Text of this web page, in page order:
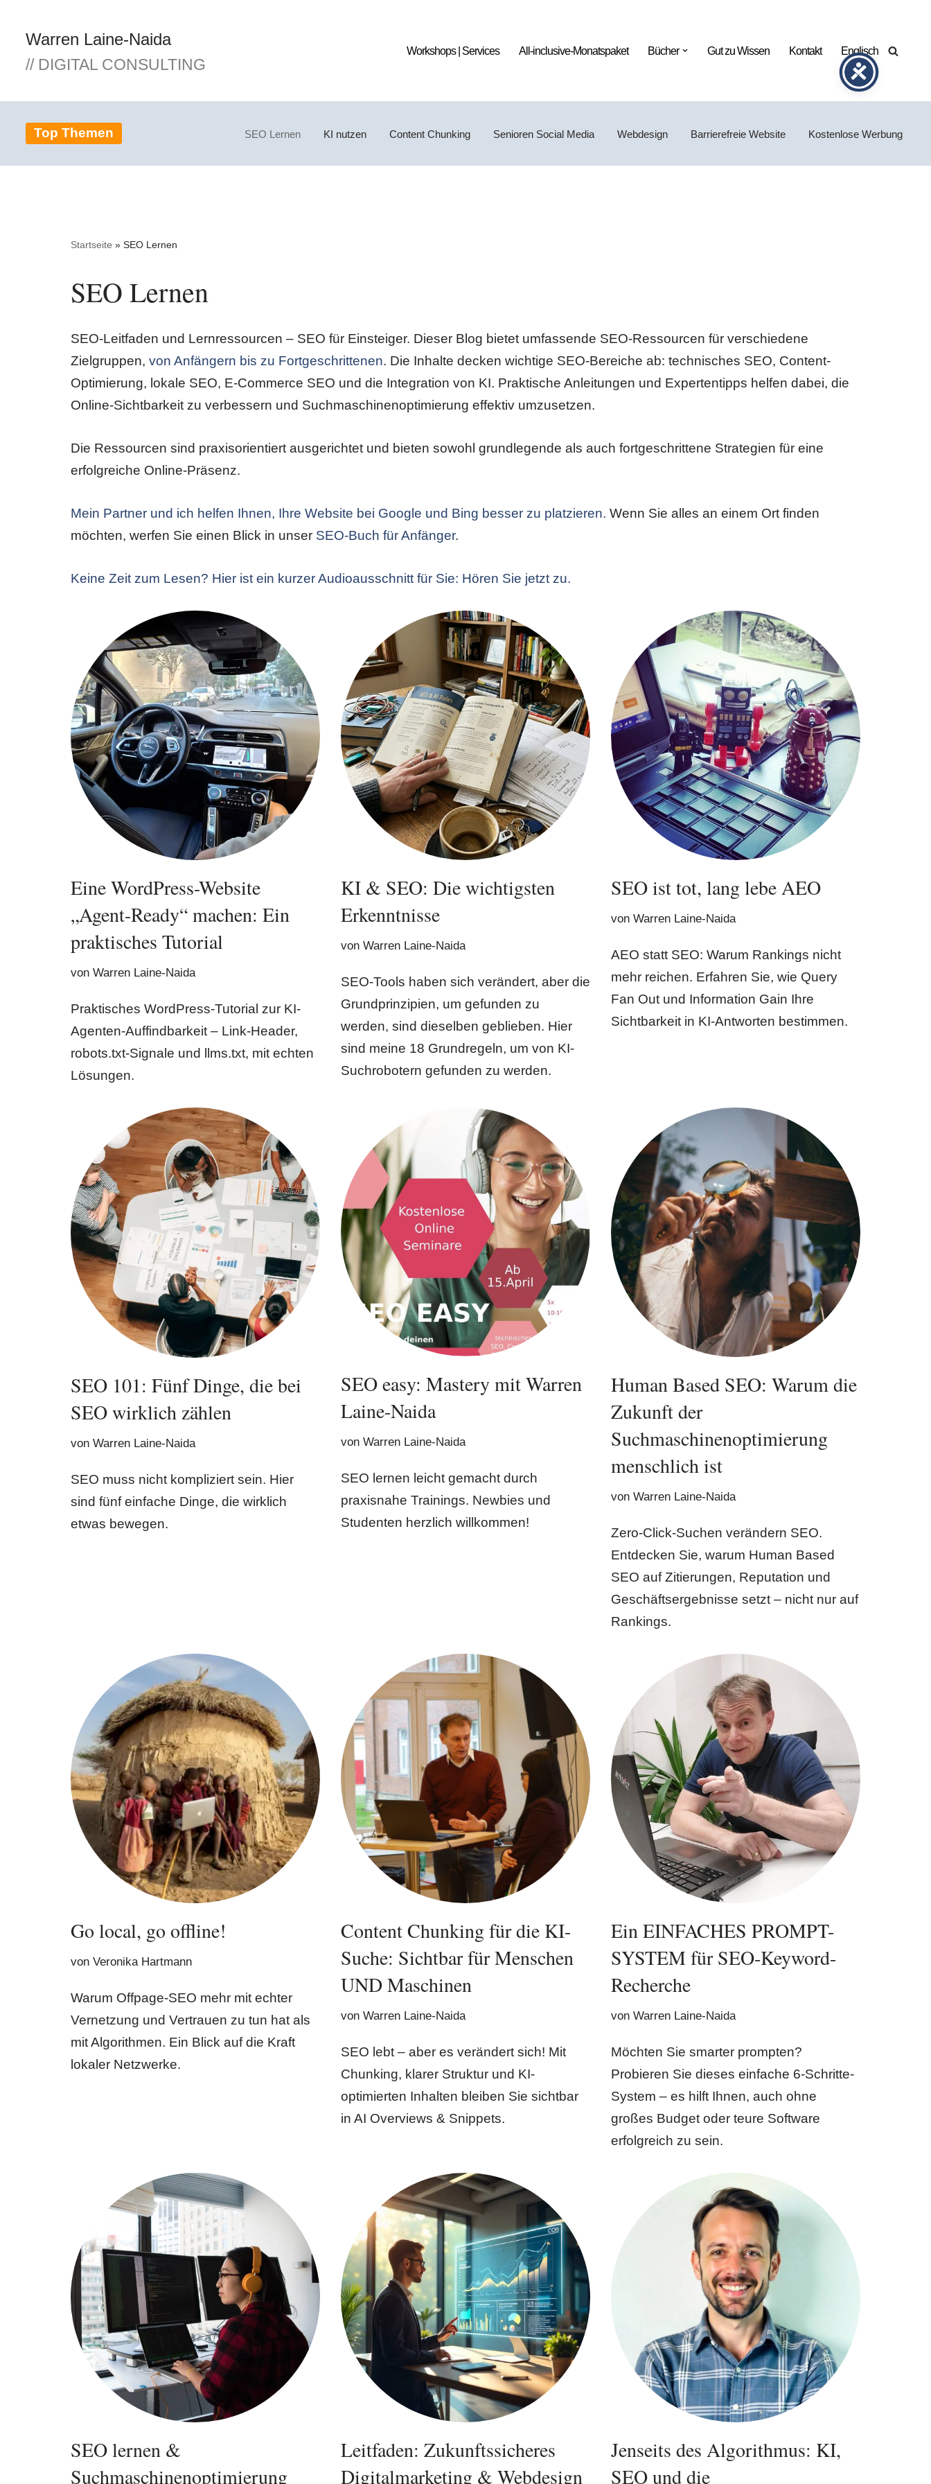
Zum
Inhalt
Warren Laine-Naida
// DIGITAL CONSULTING
Workshops | Services All-inclusive-Monatspaket Bücher Gut zu Wissen Kontakt Englisch
Top Themen SEO Lernen KI nutzen Content Chunking Senioren Social Media Webdesign Barrierefreie Website Kostenlose Werbung
Startseite » SEO Lernen
SEO Lernen
SEO-Leitfaden und Lernressourcen – SEO für Einsteiger. Dieser Blog bietet umfassende SEO-Ressourcen für verschiedene
Zielgruppen, von Anfängern bis zu Fortgeschrittenen. Die Inhalte decken wichtige SEO-Bereiche ab: technisches SEO, Content-
Optimierung, lokale SEO, E-Commerce SEO und die Integration von KI. Praktische Anleitungen und Expertentipps helfen dabei, die
Online-Sichtbarkeit zu verbessern und Suchmaschinenoptimierung effektiv umzusetzen.
Die Ressourcen sind praxisorientiert ausgerichtet und bieten sowohl grundlegende als auch fortgeschrittene Strategien für eine
erfolgreiche Online-Präsenz.
Mein Partner und ich helfen Ihnen, Ihre Website bei Google und Bing besser zu platzieren. Wenn Sie alles an einem Ort finden
möchten, werfen Sie einen Blick in unser SEO-Buch für Anfänger.
Keine Zeit zum Lesen? Hier ist ein kurzer Audioausschnitt für Sie: Hören Sie jetzt zu.
Eine WordPress-Website
„Agent-Ready“ machen: Ein
praktisches Tutorial
von Warren Laine-Naida
Praktisches WordPress-Tutorial zur KI-
Agenten-Auffindbarkeit – Link-Header,
robots.txt-Signale und llms.txt, mit echten
Lösungen.
KI & SEO: Die wichtigsten
Erkenntnisse
von Warren Laine-Naida
SEO-Tools haben sich verändert, aber die
Grundprinzipien, um gefunden zu
werden, sind dieselben geblieben. Hier
sind meine 18 Grundregeln, um von KI-
Suchrobotern gefunden zu werden.
SEO ist tot, lang lebe AEO
von Warren Laine-Naida
AEO statt SEO: Warum Rankings nicht
mehr reichen. Erfahren Sie, wie Query
Fan Out und Information Gain Ihre
Sichtbarkeit in KI-Antworten bestimmen.
SEO 101: Fünf Dinge, die bei
SEO wirklich zählen
von Warren Laine-Naida
SEO muss nicht kompliziert sein. Hier
sind fünf einfache Dinge, die wirklich
etwas bewegen.
SEO easy: Mastery mit Warren
Laine-Naida
von Warren Laine-Naida
SEO lernen leicht gemacht durch
praxisnahe Trainings. Newbies und
Studenten herzlich willkommen!
Human Based SEO: Warum die
Zukunft der
Suchmaschinenoptimierung
menschlich ist
von Warren Laine-Naida
Zero-Click-Suchen verändern SEO.
Entdecken Sie, warum Human Based
SEO auf Zitierungen, Reputation und
Geschäftsergebnisse setzt – nicht nur auf
Rankings.
Go local, go offline!
von Veronika Hartmann
Warum Offpage-SEO mehr mit echter
Vernetzung und Vertrauen zu tun hat als
mit Algorithmen. Ein Blick auf die Kraft
lokaler Netzwerke.
Content Chunking für die KI-
Suche: Sichtbar für Menschen
UND Maschinen
von Warren Laine-Naida
SEO lebt – aber es verändert sich! Mit
Chunking, klarer Struktur und KI-
optimierten Inhalten bleiben Sie sichtbar
in AI Overviews & Snippets.
Ein EINFACHES PROMPT-
SYSTEM für SEO-Keyword-
Recherche
von Warren Laine-Naida
Möchten Sie smarter prompten?
Probieren Sie dieses einfache 6-Schritte-
System – es hilft Ihnen, auch ohne
großes Budget oder teure Software
erfolgreich zu sein.
SEO lernen &
Suchmaschinenoptimierung
Leitfaden: Zukunftssicheres
Digitalmarketing & Webdesign
Jenseits des Algorithmus: KI,
SEO und die